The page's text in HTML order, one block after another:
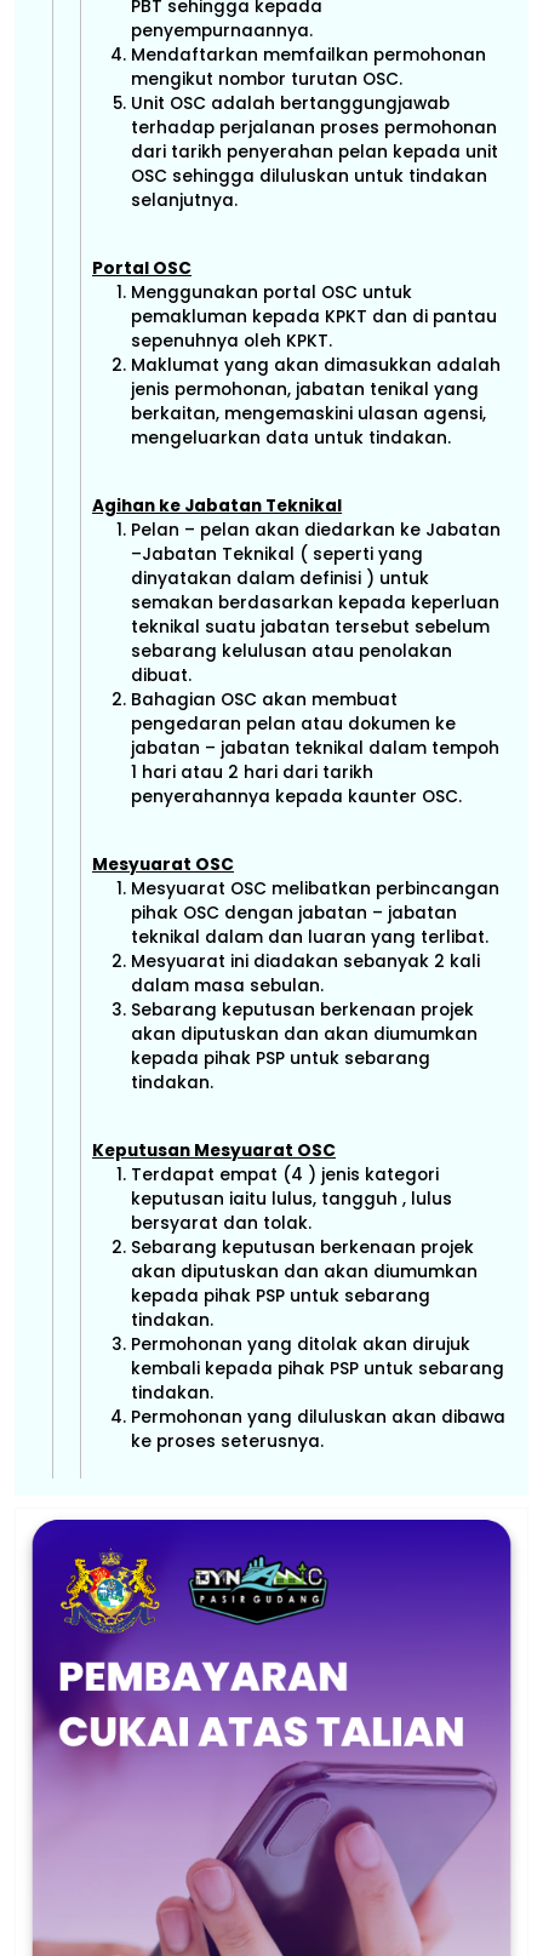
PBT sehingga kepada
penyempurnaannya.
Mendaftarkan memfailkan permohonan
mengikut nombor turutan OSC.
Unit OSC adalah bertanggungjawab
terhadap perjalanan proses permohonan
dari tarikh penyerahan pelan kepada unit
OSC sehingga diluluskan untuk tindakan
selanjutnya.
Portal OSC
Menggunakan portal OSC untuk
pemakluman kepada KPKT dan di pantau
sepenuhnya oleh KPKT.
Maklumat yang akan dimasukkan adalah
jenis permohonan, jabatan tenikal yang
berkaitan, mengemaskini ulasan agensi,
mengeluarkan data untuk tindakan.
Agihan ke Jabatan Teknikal
Pelan – pelan akan diedarkan ke Jabatan
–Jabatan Teknikal ( seperti yang
dinyatakan dalam definisi ) untuk
semakan berdasarkan kepada keperluan
teknikal suatu jabatan tersebut sebelum
sebarang kelulusan atau penolakan
dibuat.
Bahagian OSC akan membuat
pengedaran pelan atau dokumen ke
jabatan – jabatan teknikal dalam tempoh
1 hari atau 2 hari dari tarikh
penyerahannya kepada kaunter OSC.
Mesyuarat OSC
Mesyuarat OSC melibatkan perbincangan
pihak OSC dengan jabatan – jabatan
teknikal dalam dan luaran yang terlibat.
Mesyuarat ini diadakan sebanyak 2 kali
dalam masa sebulan.
Sebarang keputusan berkenaan projek
akan diputuskan dan akan diumumkan
kepada pihak PSP untuk sebarang
tindakan.
Keputusan Mesyuarat OSC
Terdapat empat (4 ) jenis kategori
keputusan iaitu lulus, tangguh , lulus
bersyarat dan tolak.
Sebarang keputusan berkenaan projek
akan diputuskan dan akan diumumkan
kepada pihak PSP untuk sebarang
tindakan.
Permohonan yang ditolak akan dirujuk
kembali kepada pihak PSP untuk sebarang
tindakan.
Permohonan yang diluluskan akan dibawa
ke proses seterusnya.